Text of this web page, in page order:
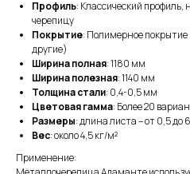
Профиль: Классический
черепицу
Покрытие: Полимерное покрытие
другие)
Ширина полная: 1180 мм
Ширина полезная: 1140 мм
Толщина стали: 0,4-0,5 мм
Цветовая гамма: Более 20
Размеры: длина листа – от 0,5 до
Вес: около 4,5 кг/м²
Применение: